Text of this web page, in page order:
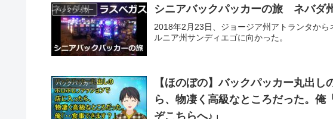
バックパッカー シニアバックパッカーの旅 ネバダ
2018年2月23日、ジョージア州アトランタか
ルニア州サンディエゴに向かった。
バックパッカー
【ほのぼの】バックパッカー丸出
ら、物凄く高級なところだった。俺
ぞこちらへ♪」